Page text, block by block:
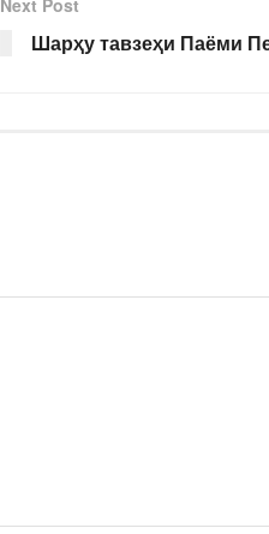
Шарҳу тавзеҳи Паёми